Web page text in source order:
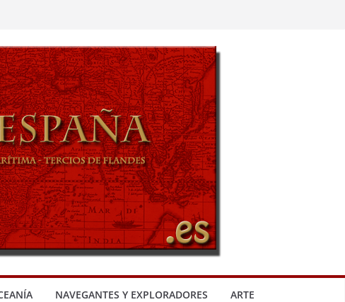
NAVEGANTES Y EXPLORADORES ARTE